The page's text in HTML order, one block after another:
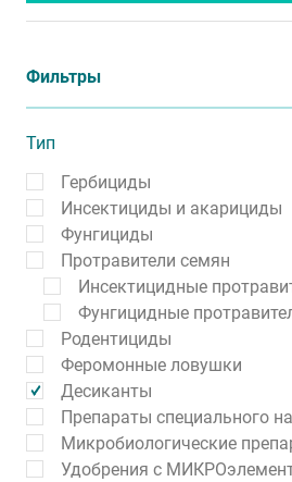
Фильтры
Тип
Гербициды
Инсектициды и акарициды
Фунгициды
Протравители семян
Инсектицидные
Фунгицидные
Родентициды
Феромонные ловушки
Десиканты
Препараты специального
Микробиологические
Удобрения с